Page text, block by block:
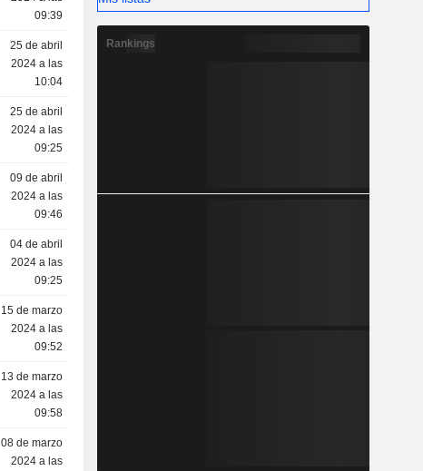
09:39
25 de abril
2024 a las
10:04
25 de abril
2024 a las
09:25
09 de abril
2024 a las
09:46
04 de abril
2024 a las
09:25
15 de marzo
2024 a las
09:52
13 de marzo
2024 a las
09:58
08 de marzo
2024 a las
Rankings